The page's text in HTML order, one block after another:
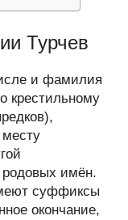
Турчев
и фамилия
крестильному
родовых имён.
суффиксы
окончание,